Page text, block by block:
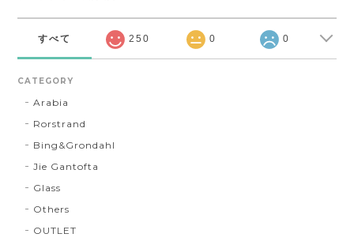
すべて 250 0 0
CATEGORY
Arabia
Rorstrand
Bing&Grondahl
Jie Gantofta
Glass
Others
OUTLET